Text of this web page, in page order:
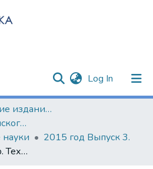
Log In (current)
Периодические издания БарГУ
Вестник Барановичского государственного университета
2015 год Выпуск 3.
Вестник БарГУ. Сер. Технические науки 2015 Выпуск 3.